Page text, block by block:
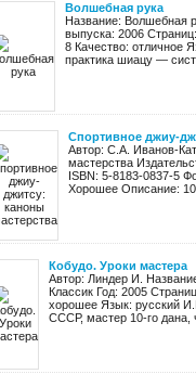
Волшебная рука
Название: Волшебная
выпуска: 2006
8 Качество: отличное
практика шиацу —
Спортивное джиу-
Автор: С.А. Иванов-
мастерства
ISBN: 5-8183-0837-5
Хорошее Описание:
Кобудо. Уроки мастера
Автор: Линдер И.
Классик Год: 2005
хорошее Язык: русский
СССР, мастер 10-го дана,